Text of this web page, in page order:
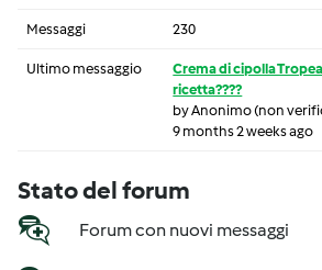
Messaggi 230
Ultimo messaggio
Crema di cipolla
ricetta????
byAnonimo (non
9 months 2 weeks ago
Stato del forum
Forum con nuovi messaggi